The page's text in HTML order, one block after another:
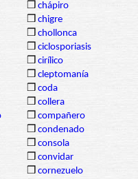
❒ chápiro
❒ chigre
❒ chollonca
❒ ciclosporiasis
❒ cirílico
❒ cleptomanía
❒ coda
❒ collera
❒ compañero
❒ condenado
❒ consola
❒ convidar
❒ cornezuelo